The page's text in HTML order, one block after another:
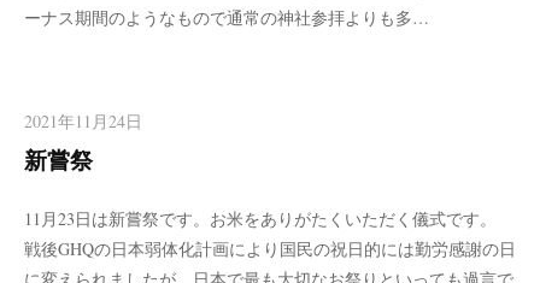
ーナス期間のようなもので通常の神社参拝よりも多…
2021年11月24日
新嘗祭
11月23日は新嘗祭です。お米をありがたくいただく儀式です。
戦後GHQの日本弱体化計画により国民の祝日的には勤労感謝の日